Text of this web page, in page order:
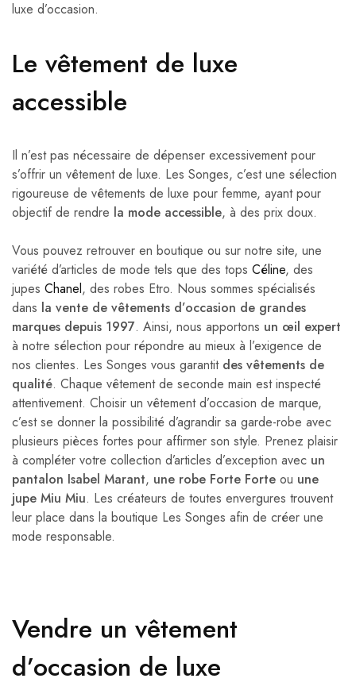
luxe d’occasion.
Le vêtement de luxe
accessible
Il n’est pas nécessaire de dépenser excessivement pour
s’offrir un vêtement de luxe. Les Songes, c’est une sélection
rigoureuse de vêtements de luxe pour femme, ayant pour
objectif de rendre la mode accessible, à des prix doux.
Vous pouvez retrouver en boutique ou sur notre site, une
variété d’articles de mode tels que des tops Céline, des
jupes Chanel, des robes Etro. Nous sommes spécialisés
dans la vente de vêtements d’occasion de grandes
marques depuis 1997. Ainsi, nous apportons un œil expert
à notre sélection pour répondre au mieux à l’exigence de
nos clientes. Les Songes vous garantit des vêtements de
qualité. Chaque vêtement de seconde main est inspecté
attentivement. Choisir un vêtement d’occasion de marque,
c’est se donner la possibilité d’agrandir sa garde-robe avec
plusieurs pièces fortes pour affirmer son style. Prenez plaisir
à compléter votre collection d’articles d’exception avec un
pantalon Isabel Marant, une robe Forte Forte ou une
jupe Miu Miu. Les créateurs de toutes envergures trouvent
leur place dans la boutique Les Songes afin de créer une
mode responsable.
Vendre un vêtement
d’occasion de luxe